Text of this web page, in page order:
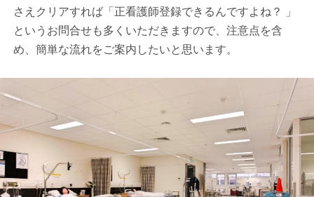
さえクリアすれば「正看護師登録できるんですよね？ 」
というお問合せも多くいただきますので、注意点を含
め、簡単な流れをご案内したいと思います。